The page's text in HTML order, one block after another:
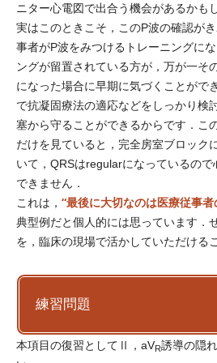
ニター心電図で出合う機会があるかも
実はこのときこそ，このP波の確認が
事者がP波をみつけるトレーニングに
ングが留置されている方が，万が一そ
になった場合に早期に気づくことがで
で抗凝固療法の適応などをしっかり検
塞から守ることができるからです．こ
だけを見ていると，完全房室ブロック
いて，QRSはregularになっているの
できません．
これは， “最後に大切なのは医療従事者
典型例だと個人的には思っています．
を，臨床の現場で活かしていただける
練習問題
本項目の復習としてⅡ，aVR誘導の隠